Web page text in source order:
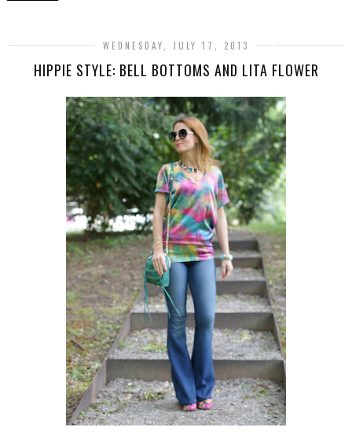
WEDNESDAY, JULY 17, 2013
HIPPIE STYLE: BELL BOTTOMS AND LITA FLOWER